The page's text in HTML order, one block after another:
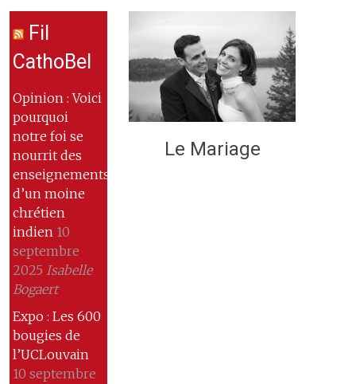
Fil
CathoBel
Opinion : Voici
pourquoi
notre foi se
nourrit des
enseignements
d’un moine
chrétien
indien 10
septembre
2025 Isabelle
Bogaert
Expo : Les 600
bougies de
l’UCLouvain
10 septembre
Le Mariage